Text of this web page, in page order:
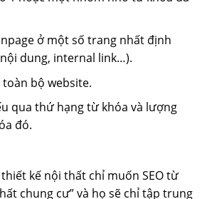
ở một số trang nhất định
dung, internal link…).
bộ website.
qua thứ hạng từ khóa và lượng
đó.
kế nội thất chỉ muốn SEO từ
chung cư” và họ sẽ chỉ tập trung